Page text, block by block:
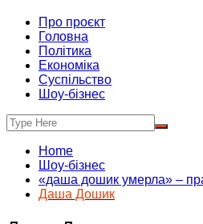
Про проєкт
Головна
Політика
Економіка
Суспільство
Шоу-бізнес
Home
Шоу-бізнес
«даша дошик умерла» –
Даша Дошик